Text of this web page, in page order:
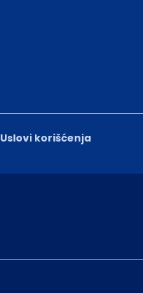
Uslovi korišćenja